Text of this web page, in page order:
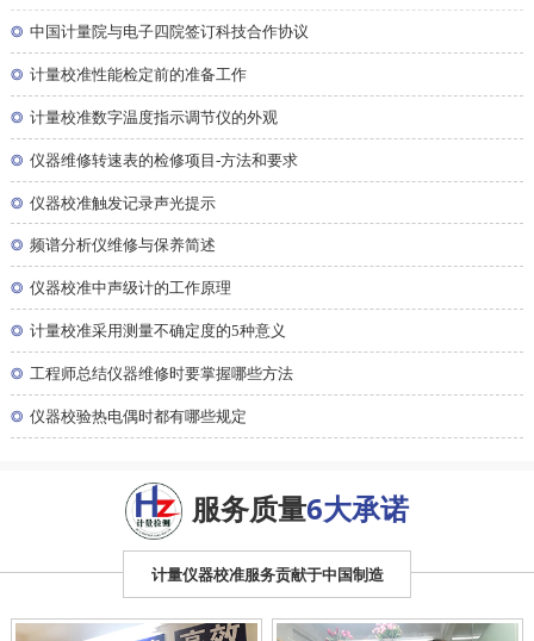
◎ 中国计量院与电子四院签订科技合作协议
◎ 计量校准性能检定前的准备工作
◎ 计量校准数字温度指示调节仪的外观
◎ 仪器维修转速表的检修项目-方法和要求
◎ 仪器校准触发记录声光提示
◎ 频谱分析仪维修与保养简述
◎ 仪器校准中声级计的工作原理
◎ 计量校准采用测量不确定度的5种意义
◎ 工程师总结仪器维修时要掌握哪些方法
◎ 仪器校验热电偶时都有哪些规定
服务质量6大承诺
计量仪器校准服务贡献于中国制造